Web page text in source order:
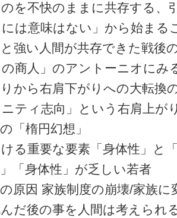
のを不快のままに共存する、
には意味はない」から始まる
と強い人間が共存できた戦後
の商人」のアントーニオにみ
りから右肩下がりへの大転換
ニティ志向」という右肩上が
「楕円幻想」
ける重要な要素「身体性」と
」「身体性」が乏しい若者
の原因 家族制度の崩壊/家族
んだ後の事を人間は考えられ